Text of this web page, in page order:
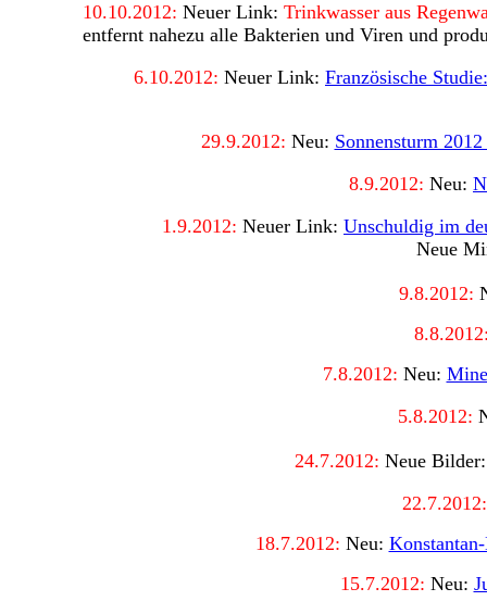
10.10.2012: Neuer Link: Trinkwasser aus
entfernt nahezu alle Bakterien und Viren und
6.10.2012: Neuer Link: Französische
29.9.2012: Neu: Sonnensturm
8.9.2012: Neu:
1.9.2012: Neuer Link: Unschuldig im
Neue
9.8.2012:
7.8.2012: Neu:
5.8.2012:
24.7.2012: Neue
22.7.2012:
18.7.2012: Neu:
15.7.2012: Neu: